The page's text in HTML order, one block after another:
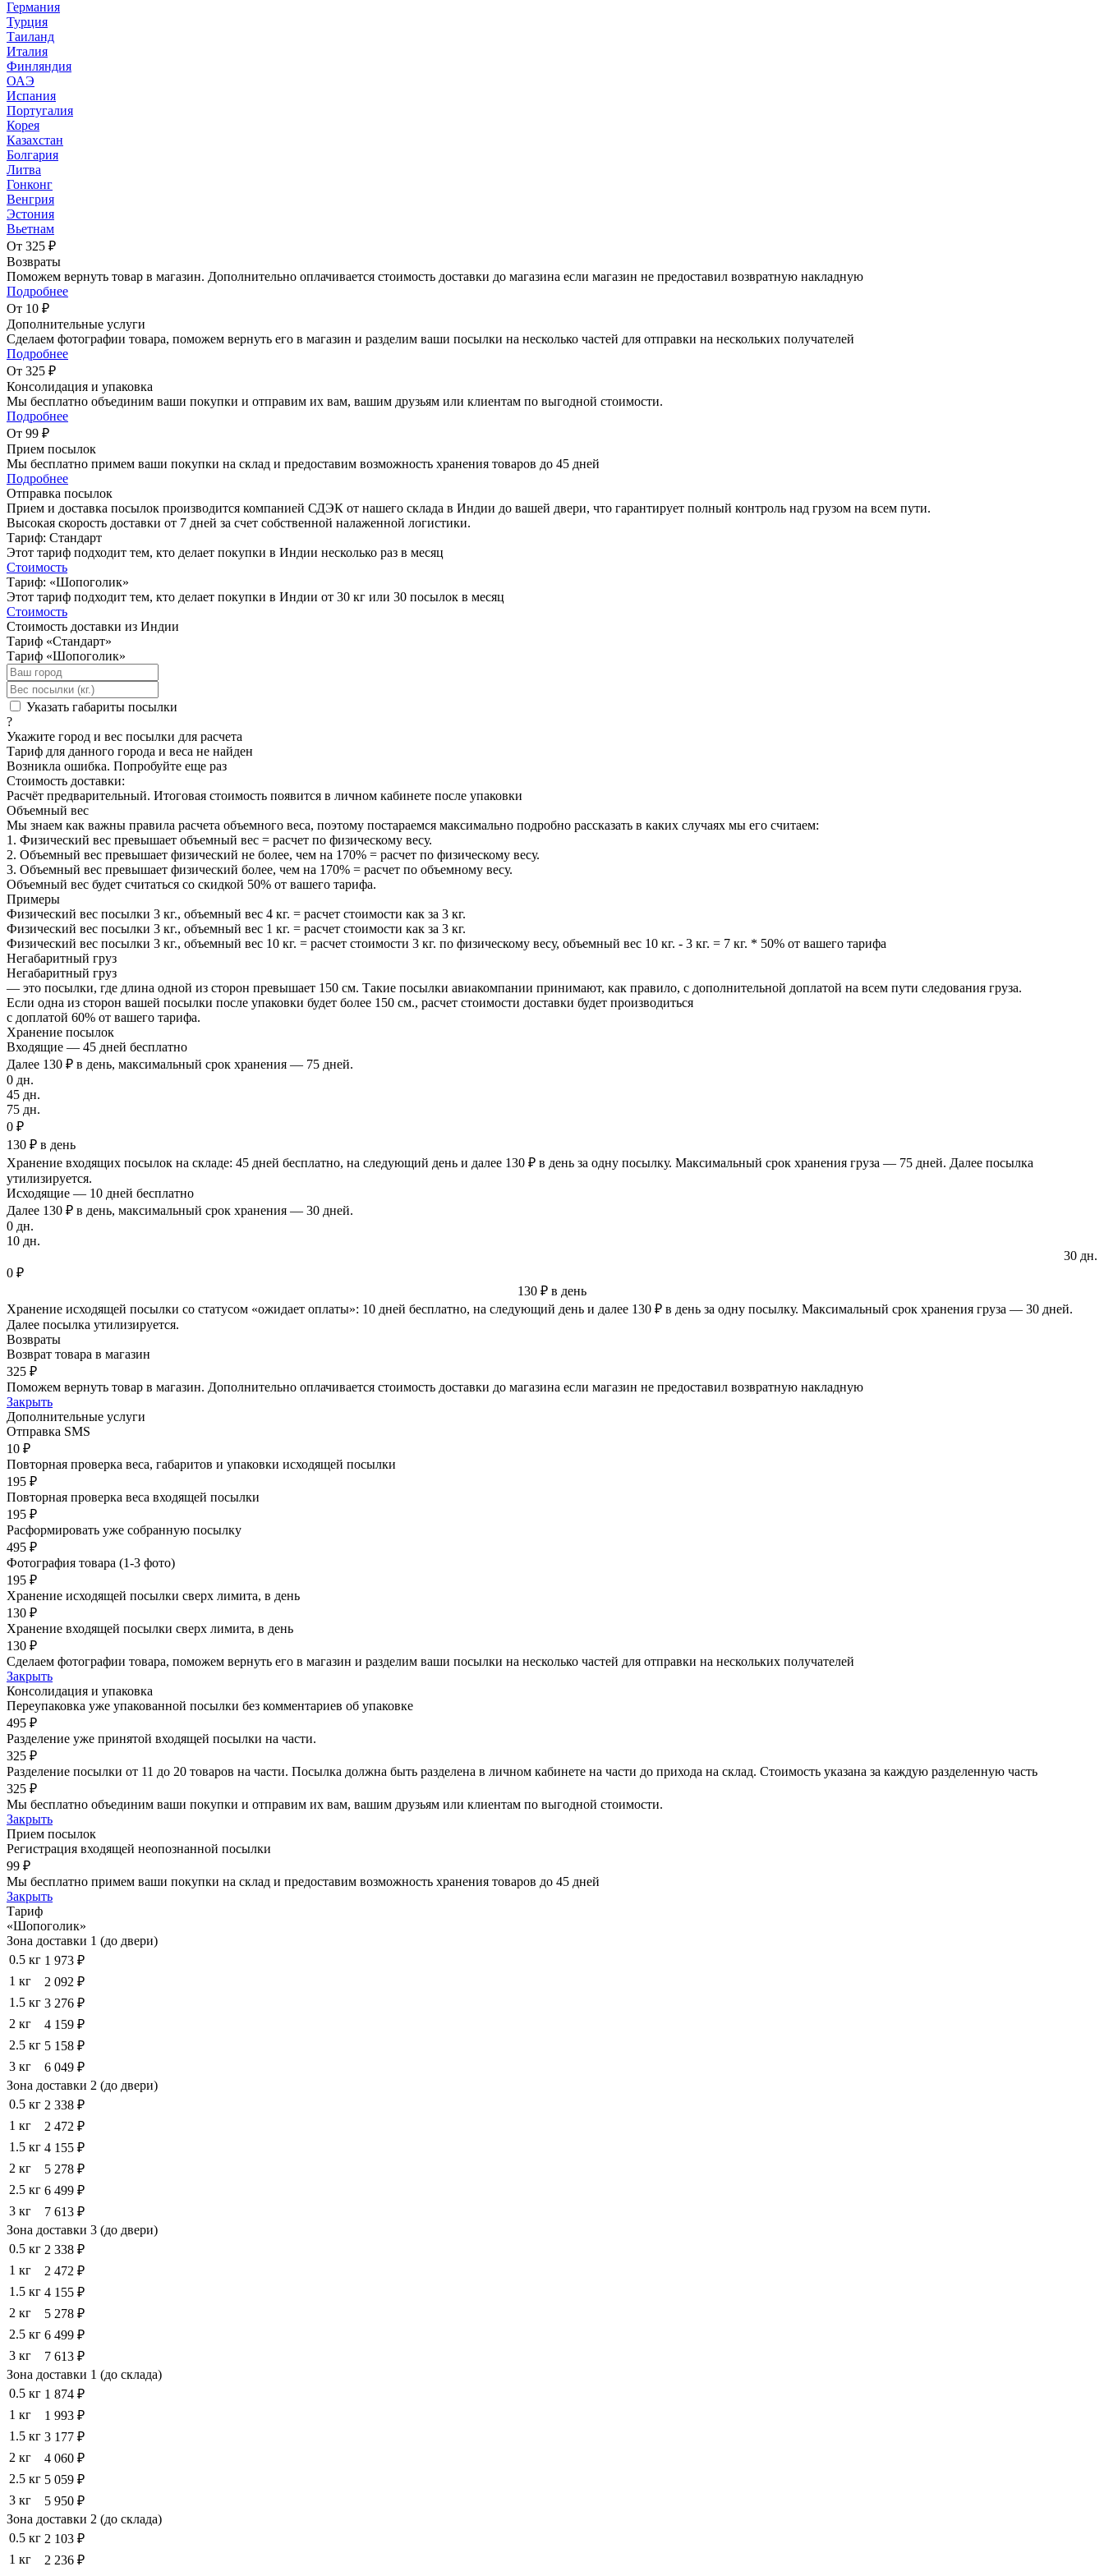
Германия
Турция
Таиланд
Италия
Финляндия
ОАЭ
Испания
Португалия
Корея
Казахстан
Болгария
Литва
Гонконг
Венгрия
Эстония
Вьетнам
От 325 ₽
Возвраты
Поможем вернуть товар в магазин. Дополнительно оплачивается стоимость доставки до магазина если магазин не предоставил возвратную накладную
Подробнее
От 10 ₽
Дополнительные услуги
Сделаем фотографии товара, поможем вернуть его в магазин и разделим ваши посылки на несколько частей для отправки на нескольких получателей
Подробнее
От 325 ₽
Консолидация и упаковка
Мы бесплатно объединим ваши покупки и отправим их вам, вашим друзьям или клиентам по выгодной стоимости.
Подробнее
От 99 ₽
Прием посылок
Мы бесплатно примем ваши покупки на склад и предоставим возможность хранения товаров до 45 дней
Подробнее
Отправка посылок
Прием и доставка посылок производится компанией СДЭК от нашего склада в Индии до вашей двери, что гарантирует полный контроль над грузом на всем пути.
Высокая скорость доставки от 7 дней за счет собственной налаженной логистики.
Тариф: Стандарт
Этот тариф подходит тем, кто делает покупки в Индии несколько раз в месяц
Стоимость
Тариф: «Шопоголик»
Этот тариф подходит тем, кто делает покупки в Индии от 30 кг или 30 посылок в месяц
Стоимость
Стоимость доставки из Индии
Тариф «Стандарт»
Тариф «Шопоголик»
Указать габариты посылки
?
Укажите город и вес посылки для расчета
Тариф для данного города и веса не найден
Возникла ошибка. Попробуйте еще раз
Стоимость доставки:
Расчёт предварительный. Итоговая стоимость появится в личном кабинете после упаковки
Объемный вес
Мы знаем как важны правила расчета объемного веса, поэтому постараемся максимально подробно рассказать в каких случаях мы его считаем:
1. Физический вес превышает объемный вес = расчет по физическому весу.
2. Объемный вес превышает физический не более, чем на 170% = расчет по физическому весу.
3. Объемный вес превышает физический более, чем на 170% = расчет по объемному весу.
Объемный вес будет считаться со скидкой 50% от вашего тарифа.
Примеры
Физический вес посылки 3 кг., объемный вес 4 кг. = расчет стоимости как за 3 кг.
Физический вес посылки 3 кг., объемный вес 1 кг. = расчет стоимости как за 3 кг.
Физический вес посылки 3 кг., объемный вес 10 кг. = расчет стоимости 3 кг. по физическому весу, объемный вес 10 кг. - 3 кг. = 7 кг. * 50% от вашего тарифа
Негабаритный груз
Негабаритный груз
— это посылки, где длина одной из сторон превышает 150 см. Такие посылки авиакомпании принимают, как правило, с дополнительной доплатой на всем пути следования груза.
Если одна из сторон вашей посылки после упаковки будет более 150 см., расчет стоимости доставки будет производиться
с доплатой 60% от вашего тарифа.
Хранение посылок
Входящие — 45 дней бесплатно
Далее 130 ₽ в день, максимальный срок хранения — 75 дней.
0 дн.
45 дн.
75 дн.
0 ₽
130 ₽ в день
Хранение входящих посылок на складе: 45 дней бесплатно, на следующий день и далее 130 ₽ в день за одну посылку. Максимальный срок хранения груза — 75 дней. Далее посылка
утилизируется.
Исходящие — 10 дней бесплатно
Далее 130 ₽ в день, максимальный срок хранения — 30 дней.
0 дн.
10 дн.
30 дн.
0 ₽
130 ₽ в день
Хранение исходящей посылки со статусом «ожидает оплаты»: 10 дней бесплатно, на следующий день и далее 130 ₽ в день за одну посылку. Максимальный срок хранения груза — 30 дней.
Далее посылка утилизируется.
Возвраты
Возврат товара в магазин
325 ₽
Поможем вернуть товар в магазин. Дополнительно оплачивается стоимость доставки до магазина если магазин не предоставил возвратную накладную
Закрыть
Дополнительные услуги
Отправка SMS
10 ₽
Повторная проверка веса, габаритов и упаковки исходящей посылки
195 ₽
Повторная проверка веса входящей посылки
195 ₽
Расформировать уже собранную посылку
495 ₽
Фотография товара (1-3 фото)
195 ₽
Хранение исходящей посылки сверх лимита, в день
130 ₽
Хранение входящей посылки сверх лимита, в день
130 ₽
Сделаем фотографии товара, поможем вернуть его в магазин и разделим ваши посылки на несколько частей для отправки на нескольких получателей
Закрыть
Консолидация и упаковка
Переупаковка уже упакованной посылки без комментариев об упаковке
495 ₽
Разделение уже принятой входящей посылки на части.
325 ₽
Разделение посылки от 11 до 20 товаров на части. Посылка должна быть разделена в личном кабинете на части до прихода на склад. Стоимость указана за каждую разделенную часть
325 ₽
Мы бесплатно объединим ваши покупки и отправим их вам, вашим друзьям или клиентам по выгодной стоимости.
Закрыть
Прием посылок
Регистрация входящей неопознанной посылки
99 ₽
Мы бесплатно примем ваши покупки на склад и предоставим возможность хранения товаров до 45 дней
Закрыть
Тариф
«Шопоголик»
Зона доставки 1 (до двери)
0.5 кг 1 973 ₽
1 кг
2 092 ₽
1.5 кг 3 276 ₽
2 кг
4 159 ₽
2.5 кг 5 158 ₽
3 кг
6 049 ₽
Зона доставки 2 (до двери)
0.5 кг 2 338 ₽
1 кг
2 472 ₽
1.5 кг 4 155 ₽
2 кг
5 278 ₽
2.5 кг 6 499 ₽
3 кг
7 613 ₽
Зона доставки 3 (до двери)
0.5 кг 2 338 ₽
1 кг
2 472 ₽
1.5 кг 4 155 ₽
2 кг
5 278 ₽
2.5 кг 6 499 ₽
3 кг
7 613 ₽
Зона доставки 1 (до склада)
0.5 кг 1 874 ₽
1 кг
1 993 ₽
1.5 кг 3 177 ₽
2 кг
4 060 ₽
2.5 кг 5 059 ₽
3 кг
5 950 ₽
Зона доставки 2 (до склада)
0.5 кг 2 103 ₽
1 кг
2 236 ₽